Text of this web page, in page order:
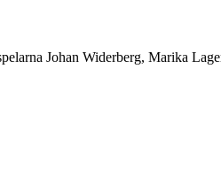
Johan Widerberg, Marika